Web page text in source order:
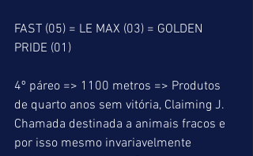
FAST (05) = LE MAX (03) = GOLDEN
PRIDE (01)
4º páreo => 1100 metros => Produtos
de quarto anos sem vitória, Claiming J.
Chamada destinada a animais fracos e
por isso mesmo invariavelmente